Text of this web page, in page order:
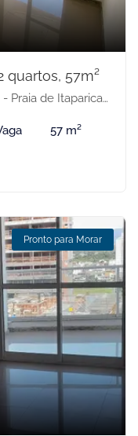
quartos, 57m²
Itaparica, Vila Velha-ES
57 m²
Pronto para Morar